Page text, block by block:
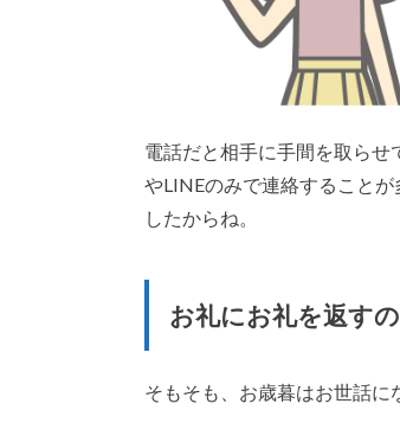
電話だと相手に手間を取ら
やLINEのみで連絡すること
したからね。
お礼にお礼を返す
そもそも、お歳暮はお世話に